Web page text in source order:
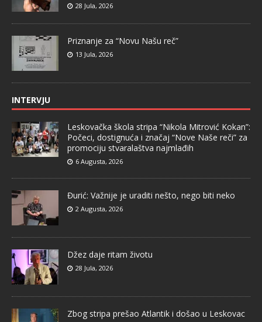
28 Jula, 2026
Priznanje za “Novu Našu reč”
13 Jula, 2026
INTERVJU
Leskovačka škola stripa “Nikola Mitrović Kokan”:
Počeci, dostignuća i značaj “Nove Naše reči” za
promociju stvaralaštva najmlađih
6 Augusta, 2026
Đurić: Važnije je uraditi nešto, nego biti neko
2 Augusta, 2026
Džez daje ritam životu
28 Jula, 2026
Zbog stripa prešao Atlantik i došao u Leskovac